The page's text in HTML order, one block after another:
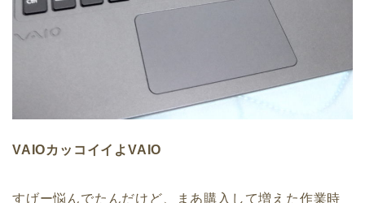
VAIOカッコイイよVAIO
すげー悩んでたんだけど、まあ購入して増えた作業時